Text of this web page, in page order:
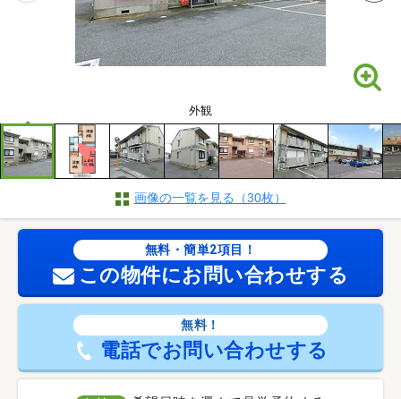
外観
画像の一覧を見る（30枚）
無料・簡単2項目！
この物件にお問い合わせする
無料！
電話でお問い合わせする